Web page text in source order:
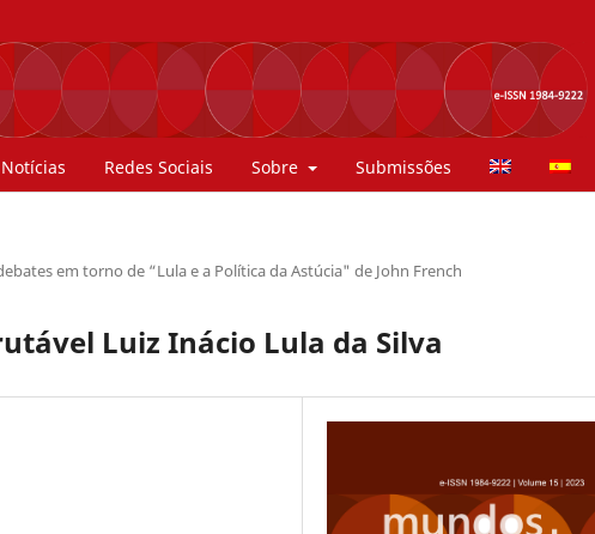
Notícias Redes Sociais Sobre Submissões
em torno de “Lula e a Política da Astúcia" de John French
Luiz Inácio Lula da Silva